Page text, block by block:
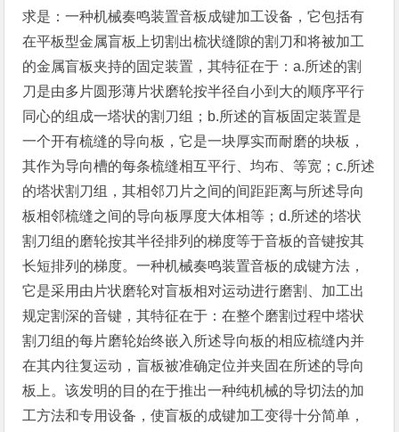
求是：一种机械奏鸣装置音板成键加工设备，它包括有
在平板型金属盲板上切割出梳状缝隙的割刀和将被加工
的金属盲板夹持的固定装置，其特征在于：a.所述的割
刀是由多片圆形薄片状磨轮按半径自小到大的顺序平行
同心的组成一塔状的割刀组；b.所述的盲板固定装置是
一个开有梳缝的导向板，它是一块厚实而耐磨的块板，
其作为导向槽的每条梳缝相互平行、均布、等宽；c.所述
的塔状割刀组，其相邻刀片之间的间距距离与所述导向
板相邻梳缝之间的导向板厚度大体相等；d.所述的塔状
割刀组的磨轮按其半径排列的梯度等于音板的音键按其
长短排列的梯度。一种机械奏鸣装置音板的成键方法，
它是采用由片状磨轮对盲板相对运动进行磨割、加工出
规定割深的音键，其特征在于：在整个磨割过程中塔状
割刀组的每片磨轮始终嵌入所述导向板的相应梳缝内并
在其内往复运动，盲板被准确定位并夹固在所述的导向
板上。该发明的目的在于推出一种纯机械的导切法的加
工方法和专用设备，使盲板的成键加工变得十分简单，